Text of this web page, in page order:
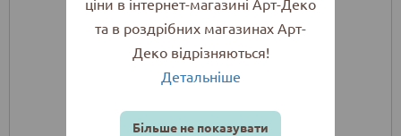
ціни в інтернет-магазині Арт-Деко
та в роздрібних магазинах Арт-
Деко відрізняються!
Детальніше
Більше не показувати